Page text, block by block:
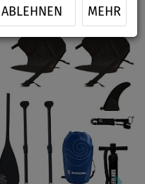
ABLEHNEN MEHR
Next